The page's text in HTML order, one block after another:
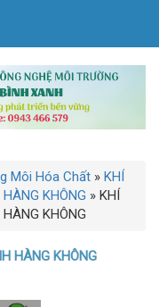
Môi Hóa Chất » KHÍ
KHÔNG » KHÍ
KHÔNG
HÀNG KHÔNG